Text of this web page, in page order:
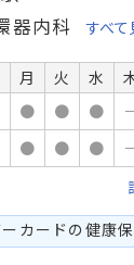
器内科 すべて
月 火 水
● ● ●
● ● ●
カードの健康